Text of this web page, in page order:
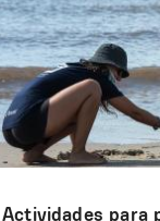
Actividades para